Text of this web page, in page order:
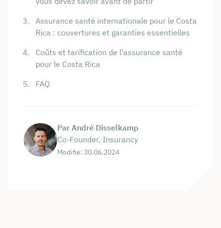
Assurance santé internationale pour le Costa
Rica : couvertures et garanties essentielles
Coûts et tarification de l’assurance santé
pour le Costa Rica
FAQ
Par André Disselkamp
Co-Founder, Insurancy
Modifié: 30.06.2024